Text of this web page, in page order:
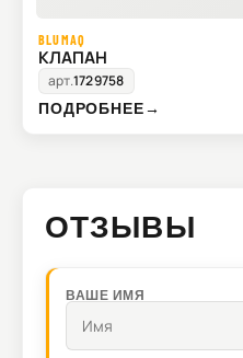
BLUMAQ
КЛАПАН
арт.1729758
ПОДРОБНЕЕ→
ОТЗЫВЫ
ВАШЕ ИМЯ